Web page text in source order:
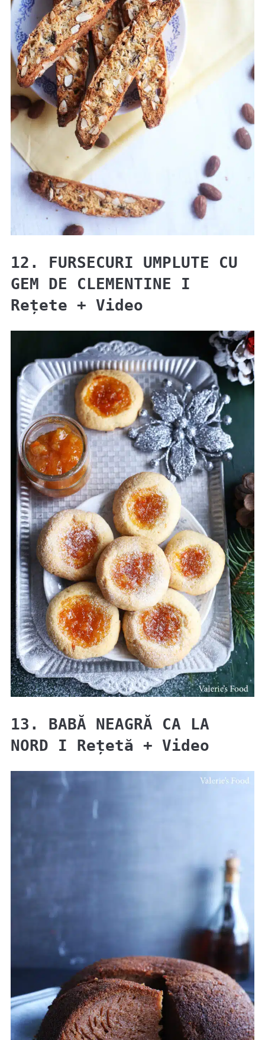
12. FURSECURI UMPLUTE CU
GEM DE CLEMENTINE I
Rețete + Video
13. BABĂ NEAGRĂ CA LA
NORD I Rețetă + Video